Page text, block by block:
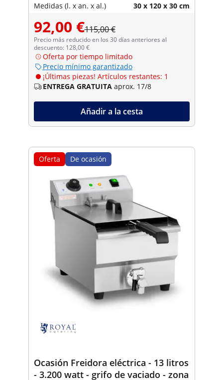
Medidas (l. x an. x al.) 30 x 120 x 30 cm
92,00 €115,00 €
Precio más reducido en los 30 días anteriores al
descuento: 128,00 €
Oferta por tiempo limitado
Precio mínimo garantizado
¡Últimas piezas! Artículos restantes: 1
ENTREGA GRATUITA aprox. 17/8
Añadir a la cesta
Oferta De ocasión
Ocasión Freidora eléctrica - 13 litros
- 3.200 watt - grifo de vaciado - zona